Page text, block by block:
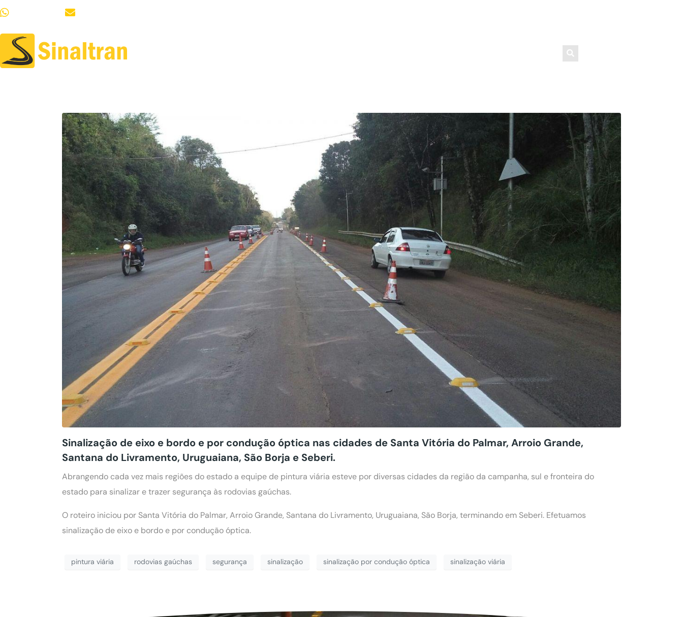
Sinalização de eixo e bordo e por condução óptica nas cidades de Santa Vitória do Palmar, Arroio Grande,
Santana do Livramento, Uruguaiana, São Borja e Seberi.
Abrangendo cada vez mais regiões do estado a equipe de pintura viária esteve por diversas cidades da região da campanha, sul e fronteira do
estado para sinalizar e trazer segurança às rodovias gaúchas.
O roteiro iniciou por Santa Vitória do Palmar, Arroio Grande, Santana do Livramento, Uruguaiana, São Borja, terminando em Seberi. Efetuamos
sinalização de eixo e bordo e por condução óptica.
pintura viária rodovias gaúchas segurança sinalização sinalização por condução óptica sinalização viária